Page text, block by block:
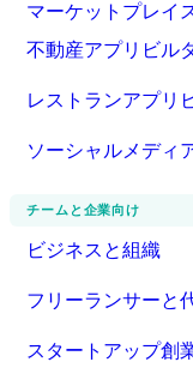
マーケットプレイ
不動産アプリビル
レストランアプリ
ソーシャルメディ
チームと企業向け
ビジネスと組織
フリーランサーと
スタートアップ創